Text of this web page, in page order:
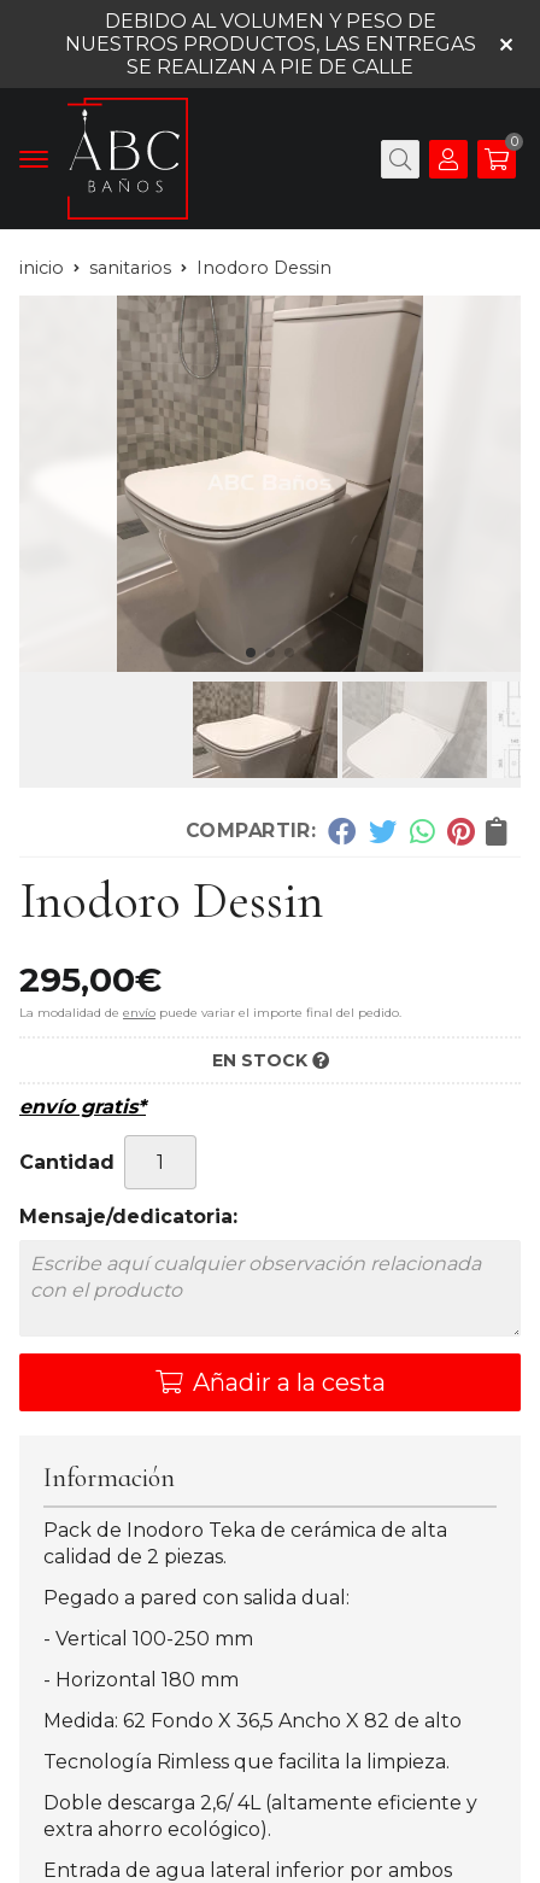
DEBIDO AL VOLUMEN Y PESO DE
NUESTROS PRODUCTOS, LAS ENTREGAS
SE REALIZAN A PIE DE CALLE
0
inicio sanitarios Inodoro Dessin
COMPARTIR:
Inodoro Dessin
295,00€
La modalidad de envío puede variar el importe final del pedido.
EN STOCK
envío gratis*
Cantidad
Mensaje/dedicatoria:
Añadir a la cesta
Información
Pack de Inodoro Teka de cerámica de alta
calidad de 2 piezas.
Pegado a pared con salida dual:
- Vertical 100-250 mm
- Horizontal 180 mm
Medida: 62 Fondo X 36,5 Ancho X 82 de alto
Tecnología Rimless que facilita la limpieza.
Doble descarga 2,6/ 4L (altamente eficiente y
extra ahorro ecológico).
Entrada de agua lateral inferior por ambos